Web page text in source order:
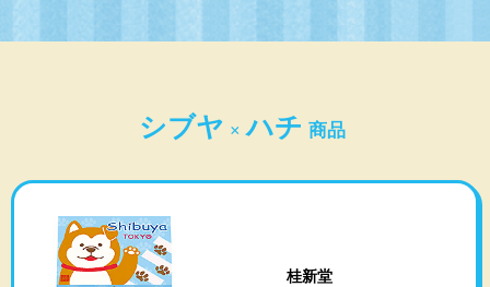
シブヤ × ハチ 商品
桂新堂